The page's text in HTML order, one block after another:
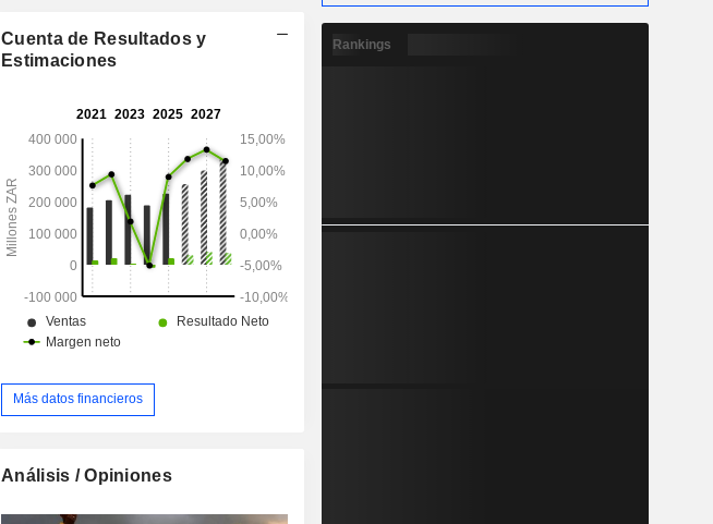
Cuenta de Resultados y
Estimaciones
Más datos financieros
Análisis / Opiniones
Rankings